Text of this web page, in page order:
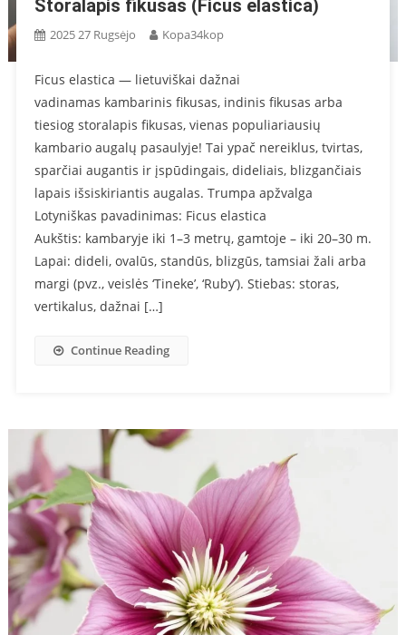
Storalapis fikusas (Ficus elastica)
2025 27 Rugsėjo Kopa34kop
Ficus elastica — lietuviškai dažnai
vadinamas kambarinis fikusas, indinis fikusas arba
tiesiog storalapis fikusas, vienas populiariausių
kambario augalų pasaulyje! Tai ypač nereiklus, tvirtas,
sparčiai augantis ir įspūdingais, dideliais, blizgančiais
lapais išsiskiriantis augalas. Trumpa apžvalga
Lotyniškas pavadinimas: Ficus elastica
Aukštis: kambaryje iki 1–3 metrų, gamtoje – iki 20–30 m.
Lapai: dideli, ovalūs, standūs, blizgūs, tamsiai žali arba
margi (pvz., veislės ‘Tineke’, ‘Ruby’). Stiebas: storas,
vertikalus, dažnai […]
Continue Reading